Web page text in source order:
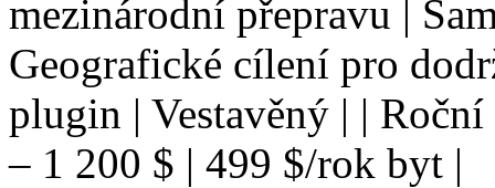
mezinárodní přepravu |
Geografické cílení pro
plugin | Vestavěný | |
– 1 200 $ | 499 $/rok byt |